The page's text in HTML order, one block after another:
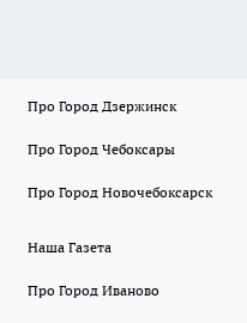
Про Город Дзержинск
Про Город Чебоксары
Про Город Новочебоксарск
Наша Газета
Про Город Иваново